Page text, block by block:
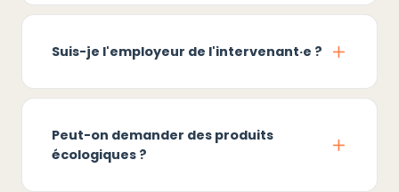
Suis-je l'employeur de l'intervenant·e ?
Peut-on demander des produits
écologiques ?